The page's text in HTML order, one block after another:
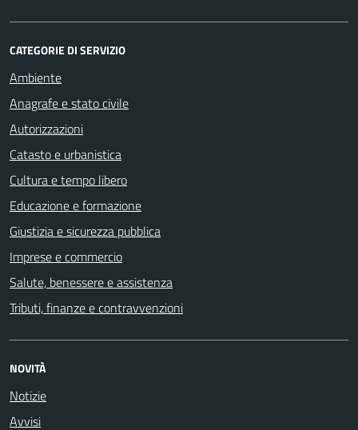
CATEGORIE DI SERVIZIO
Ambiente
Anagrafe e stato civile
Autorizzazioni
Catasto e urbanistica
Cultura e tempo libero
Educazione e formazione
Giustizia e sicurezza pubblica
Imprese e commercio
Salute, benessere e assistenza
Tributi, finanze e contravvenzioni
NOVITÀ
Notizie
Avvisi